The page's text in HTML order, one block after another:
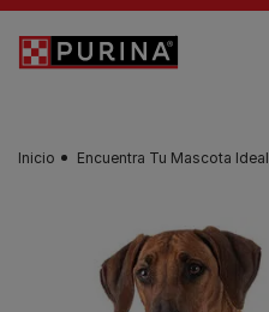
Skip to main content
Inicio Encuentra Tu Mascota Ideal